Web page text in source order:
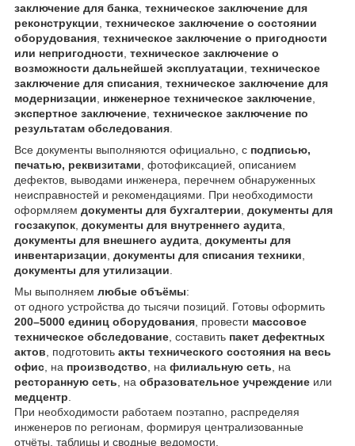
заключение для банка техническое заключение для
реконструкции техническое заключение о состоянии
оборудования техническое заключение о пригодности
или непригодности техническое заключение о
возможности дальнейшей эксплуатации техническое
заключение для списания техническое заключение для
модернизации
инженерное техническое заключение
экспертное заключение техническое заключение по
результатам обследования
Все документы выполняются официально, с подписью,
печатью, реквизитами , фотофиксацией, описанием
дефектов, выводами инженера, перечнем обнаруженных
неисправностей и рекомендациями. При необходимости
оформляем документы для бухгалтерии документы для
госзакупок документы для внутреннего аудита
документы для внешнего аудита документы для
инвентаризации документы для списания техники
документы для утилизации
Мы выполняем любые объёмы:
от одного устройства до тысячи позиций. Готовы оформить
200–5000 единиц оборудования , провести массовое
техническое обследование , составить пакет дефектных
актов , подготовить акты технического состояния на весь
офис , на производство , на филиальную сеть , на
ресторанную сеть , на образовательное учреждение или
медцентр
При необходимости работаем поэтапно, распределяя
инженеров по регионам, формируя централизованные
отчёты, таблицы и сводные ведомости.